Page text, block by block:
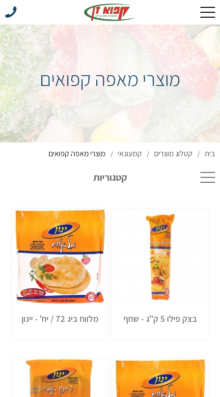
מוצרי מאפה קפואים
בית / קטלוג מוצרים / קמעונאי / מוצרי מאפה קפואים
קטגוריות
בצק פילו 5 ק''ג - שחף מלווח ביג 72 / יח' - יינון